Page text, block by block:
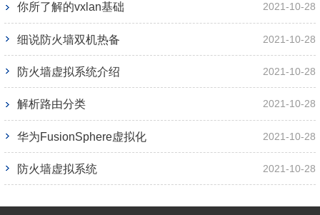
你所了解的vxlan基础 2021-10-28
细说防火墙双机热备 2021-10-28
防火墙虚拟系统介绍 2021-10-28
解析路由分类 2021-10-28
华为FusionSphere虚拟化 2021-10-28
防火墙虚拟系统 2021-10-28